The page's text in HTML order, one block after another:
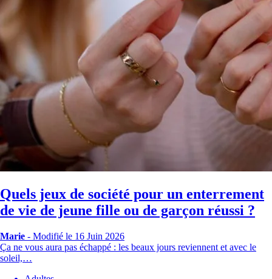
Quels jeux de société pour un enterrement
de vie de jeune fille ou de garçon réussi ?
Marie - Modifié le 16 Juin 2026
Ça ne vous aura pas échappé : les beaux jours reviennent et avec le
soleil,…